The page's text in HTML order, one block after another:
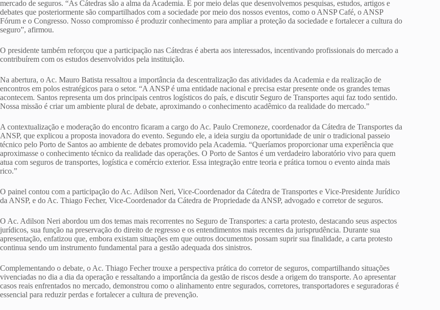
mercado de seguros. “As Cátedras são a alma da Academia. É por meio delas que desenvolvemos pesquisas, estudos, artigos e
debates que posteriormente são compartilhados com a sociedade por meio dos nossos eventos, como o ANSP Café, o ANSP
Fórum e o Congresso. Nosso compromisso é produzir conhecimento para ampliar a proteção da sociedade e fortalecer a cultura do
seguro”, afirmou.
O presidente também reforçou que a participação nas Cátedras é aberta aos interessados, incentivando profissionais do mercado a
contribuírem com os estudos desenvolvidos pela instituição.
Na abertura, o Ac. Mauro Batista ressaltou a importância da descentralização das atividades da Academia e da realização de
encontros em polos estratégicos para o setor. “A ANSP é uma entidade nacional e precisa estar presente onde os grandes temas
acontecem. Santos representa um dos principais centros logísticos do país, e discutir Seguro de Transportes aqui faz todo sentido.
Nossa missão é criar um ambiente plural de debate, aproximando o conhecimento acadêmico da realidade do mercado.”
A contextualização e moderação do encontro ficaram a cargo do Ac. Paulo Cremoneze, coordenador da Cátedra de Transportes da
ANSP, que explicou a proposta inovadora do evento. Segundo ele, a ideia surgiu da oportunidade de unir o tradicional passeio
técnico pelo Porto de Santos ao ambiente de debates promovido pela Academia. “Queríamos proporcionar uma experiência que
aproximasse o conhecimento técnico da realidade das operações. O Porto de Santos é um verdadeiro laboratório vivo para quem
atua com seguros de transportes, logística e comércio exterior. Essa integração entre teoria e prática tornou o evento ainda mais
rico.”
O painel contou com a participação do Ac. Adilson Neri, Vice-Coordenador da Cátedra de Transportes e Vice-Presidente Jurídico
da ANSP, e do Ac. Thiago Fecher, Vice-Coordenador da Cátedra de Propriedade da ANSP, advogado e corretor de seguros.
O Ac. Adilson Neri abordou um dos temas mais recorrentes no Seguro de Transportes: a carta protesto, destacando seus aspectos
jurídicos, sua função na preservação do direito de regresso e os entendimentos mais recentes da jurisprudência. Durante sua
apresentação, enfatizou que, embora existam situações em que outros documentos possam suprir sua finalidade, a carta protesto
continua sendo um instrumento fundamental para a gestão adequada dos sinistros.
Complementando o debate, o Ac. Thiago Fecher trouxe a perspectiva prática do corretor de seguros, compartilhando situações
vivenciadas no dia a dia da operação e ressaltando a importância da gestão de riscos desde a origem do transporte. Ao apresentar
casos reais enfrentados no mercado, demonstrou como o alinhamento entre segurados, corretores, transportadores e seguradoras é
essencial para reduzir perdas e fortalecer a cultura de prevenção.